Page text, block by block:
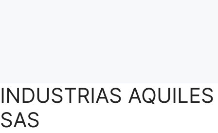
INDUSTRIAS AQUILES
SAS